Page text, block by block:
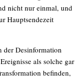
nicht nur einmal, und
Hauptsendezeit
der Desinformation
als solche gar
befinden,